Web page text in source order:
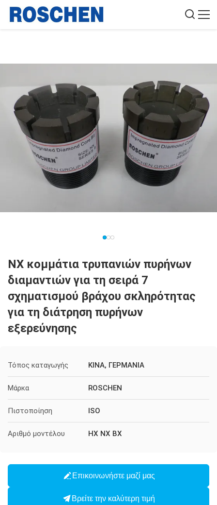
NX κομμάτια τρυπανιών πυρήνων
διαμαντιών για τη σειρά 7
σχηματισμού βράχου σκληρότητας
για τη διάτρηση πυρήνων
εξερεύνησης
Τόπος καταγωγής ΚΙΝΑ, ΓΕΡΜΑΝΙΑ
Μάρκα ROSCHEN
Πιστοποίηση ISO
Αριθμό μοντέλου HX NX BX
Επικοινωνήστε μαζί μας
Βρείτε την καλύτερη τιμή